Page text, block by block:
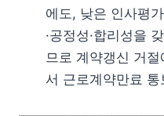
에도, 낮은 인사평
·공정성·합리성을
므로 계약갱신 거절
서 근로계약만료